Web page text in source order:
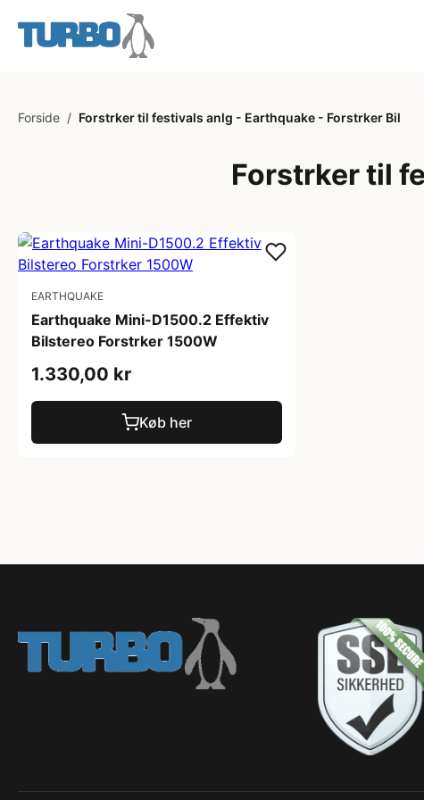
Forside / Forstrker til festivals anlg - Earthquake - Forstrker Bil
Forstrker til
EARTHQUAKE
Earthquake Mini-D1500.2 Effektiv
Bilstereo Forstrker 1500W
1.330,00 kr
Køb her